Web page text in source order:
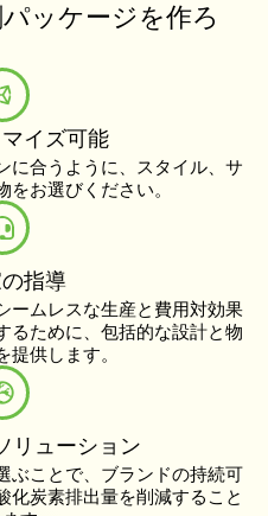
ッケージを作ろ
イズ可能
に合うように、スタイル、サ
をお選びください。
指導
ームレスな生産と費用対効果
るために、包括的な設計と物
提供します。
リューション
ぶことで、ブランドの持続可
化炭素排出量を削減すること